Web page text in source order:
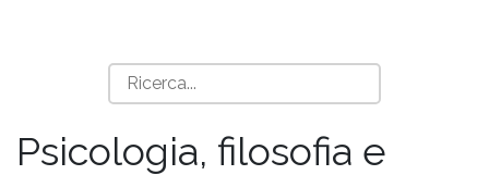
Psicologia, filosofia e